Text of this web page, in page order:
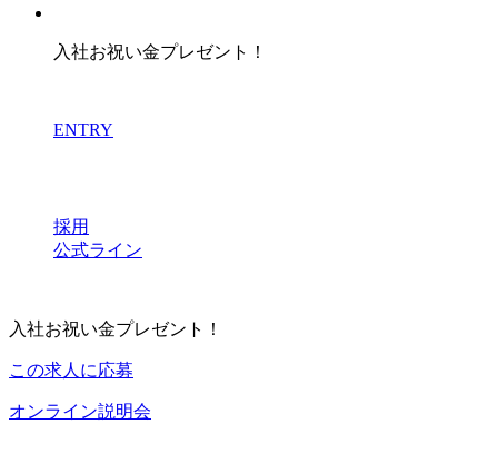
入社お祝い金プレゼント！
ENTRY
採用
公式ライン
入社お祝い金プレゼント！
この求人に応募
オンライン説明会